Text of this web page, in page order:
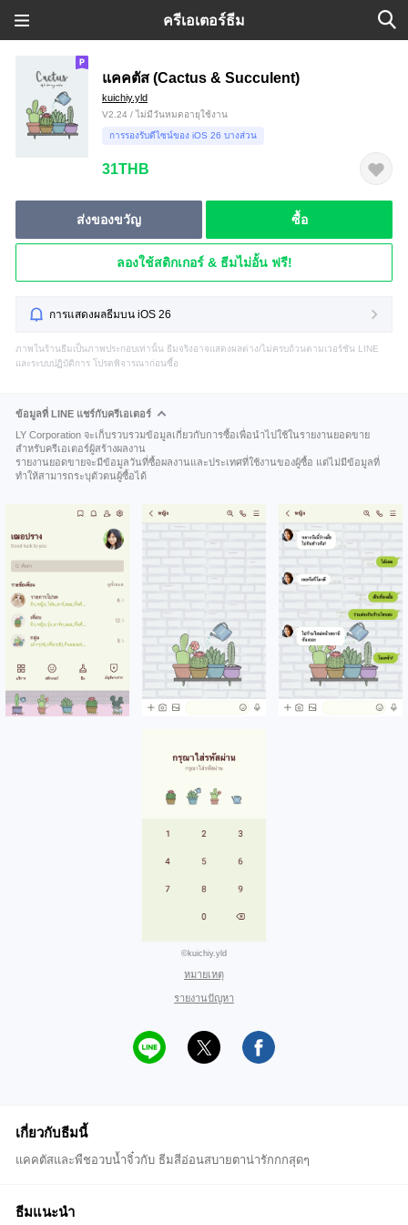
ครีเอเตอร์ธีม
แคคตัส (Cactus & Succulent)
kuichiy.yld
V2.24 / ไม่มีวันหมดอายุใช้งาน
การรองรับดีไซน์ของ iOS 26 บางส่วน
31THB
ส่งของขวัญ ซื้อ
ลองใช้สติกเกอร์ & ธีมไม่อั้น ฟรี!
การแสดงผลธีมบน iOS 26
ภาพในร้านธีมเป็นภาพประกอบเท่านั้น ธีมจริงอาจแสดงผลต่าง/ไม่ครบถ้วนตามเวอร์ชัน LINE
และระบบปฏิบัติการ โปรดพิจารณาก่อนซื้อ
ข้อมูลที่ LINE แชร์กับครีเอเตอร์
LY Corporation จะเก็บรวบรวมข้อมูลเกี่ยวกับการซื้อเพื่อนำไปใช้ในรายงานยอดขาย
สำหรับครีเอเตอร์ผู้สร้างผลงาน
รายงานยอดขายจะมีข้อมูลวันที่ซื้อผลงานและประเทศที่ใช้งานของผู้ซื้อ แต่ไม่มีข้อมูลที่
ทำให้สามารถระบุตัวตนผู้ซื้อได้
©kuichiy.yld
หมายเหตุ
รายงานปัญหา
เกี่ยวกับธีมนี้
แคคตัสและพืชอวบน้ำจิ๋วกับ ธีมสีอ่อนสบายตาน่ารักกกสุดๆ
ธีมแนะนำ